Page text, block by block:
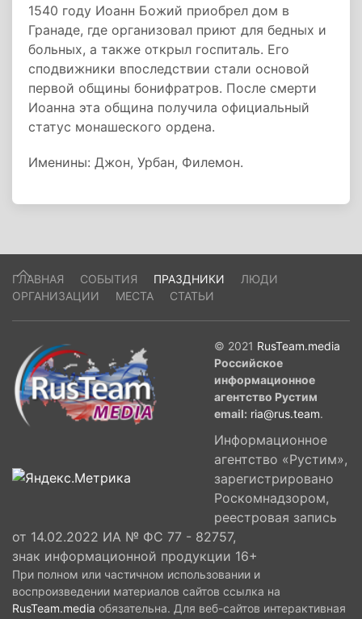
1540 году Иоанн Божий приобрел дом в
Гранаде, где организовал приют для бедных и
больных, а также открыл госпиталь. Его
сподвижники впоследствии стали основой
первой общины бонифратров. После смерти
Иоанна эта община получила официальный
статус монашеского ордена.
Именины: Джон, Урбан, Филемон.
ГЛАВНАЯ СОБЫТИЯ ПРАЗДНИКИ
ЛЮДИ
ОРГАНИЗАЦИИ
МЕСТА СТАТЬИ
© 2021 RusTeam.media
Российское
информационное
агентство Рустим
email: ria@rus.team.
Информационное
агентство «Рустим»,
зарегистрировано
Роскомнадзором,
реестровая запись
от 14.02.2022 ИА № ФС 77 - 82757,
знак информационной продукции 16+
При полном или частичном использовании и
воспроизведении материалов сайтов ссылка на
RusTeam.media обязательна. Для веб-сайтов интерактивная